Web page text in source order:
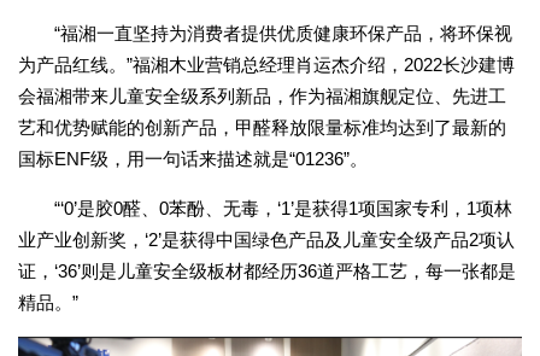
“福湘一直坚持为消费者提供优质健康环保产品，将环保视
为产品红线。”福湘木业营销总经理肖运杰介绍，2022长沙建博
会福湘带来儿童安全级系列新品，作为福湘旗舰定位、先进工
艺和优势赋能的创新产品，甲醛释放限量标准均达到了最新的
国标ENF级，用一句话来描述就是“01236”。
“‘0’是胶0醛、0苯酚、无毒，‘1’是获得1项国家专利，1项林
业产业创新奖，‘2’是获得中国绿色产品及儿童安全级产品2项认
证，‘36’则是儿童安全级板材都经历36道严格工艺，每一张都是
精品。”